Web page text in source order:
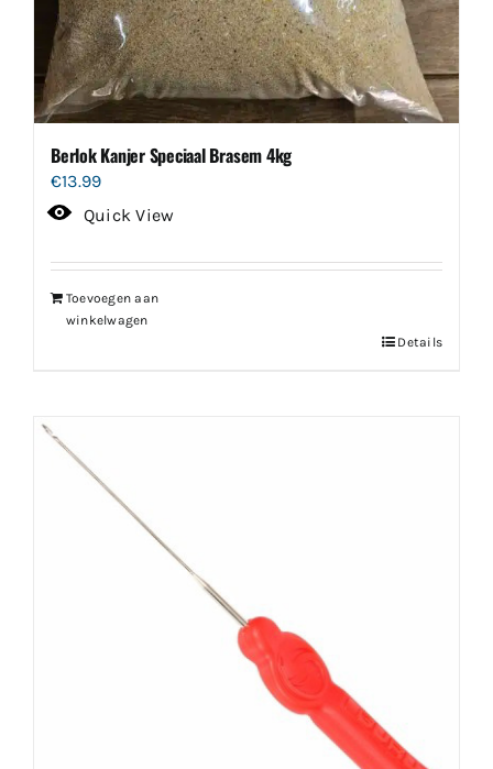
Berlok Kanjer Speciaal Brasem 4kg
€13.99
Quick View
Toevoegen aan
winkelwagen
Details